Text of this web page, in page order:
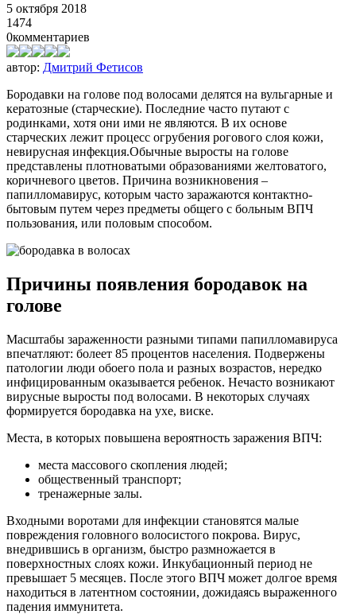
5 октября 2018
1474
0комментариев
автор: Дмитрий Фетисов
Бородавки на голове под волосами делятся на вульгарные и
кератозные (старческие). Последние часто путают с
родинками, хотя они ими не являются. В их основе
старческих лежит процесс огрубения рогового слоя кожи,
невирусная инфекция.Обычные выросты на голове
представлены плотноватыми образованиями желтоватого,
коричневого цветов. Причина возникновения –
папилломавирус, которым часто заражаются контактно-
бытовым путем через предметы общего с больным ВПЧ
пользования, или половым способом.
Причины появления бородавок на
голове
Масштабы зараженности разными типами папилломавируса
впечатляют: болеет 85 процентов населения. Подвержены
патологии люди обоего пола и разных возрастов, нередко
инфицированным оказывается ребенок. Нечасто возникают
вирусные выросты под волосами. В некоторых случаях
формируется бородавка на ухе, виске.
Места, в которых повышена вероятность заражения ВПЧ:
места массового скопления людей;
общественный транспорт;
тренажерные залы.
Входными воротами для инфекции становятся малые
повреждения головного волосистого покрова. Вирус,
внедрившись в организм, быстро размножается в
поверхностных слоях кожи. Инкубационный период не
превышает 5 месяцев. После этого ВПЧ может долгое время
находиться в латентном состоянии, дожидаясь выраженного
падения иммунитета.